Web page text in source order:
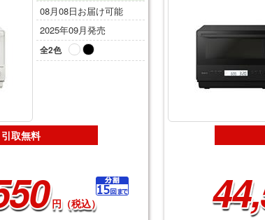
08月08日お届け可能
2025年09月発売
全2色
引取無料
円（税込）